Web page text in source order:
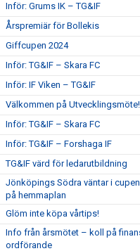
Inför: Grums IK – TG&IF
Årspremiär för Bollekis
Giffcupen 2024
Inför: TG&IF – Skara FC
Inför: IF Viken – TG&IF
Välkommen på Utvecklingsmöte!
Inför: TG&IF – Skara FC
Inför: TG&IF – Forshaga IF
TG&IF värd för ledarutbildning
Jönköpings Södra väntar i
på hemmaplan
Glöm inte köpa vårtips!
Info från årsmötet – koll på
ordförande